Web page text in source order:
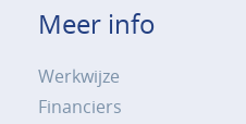
Meer info
Werkwijze
Financiers